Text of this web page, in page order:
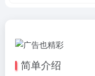
简单介绍